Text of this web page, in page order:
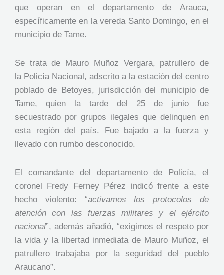
que operan en el departamento de Arauca,
específicamente en la vereda Santo Domingo, en el
municipio de Tame.
Se trata de Mauro Muñoz Vergara, patrullero de
la Policía Nacional, adscrito a la estación del centro
poblado de Betoyes, jurisdicción del municipio de
Tame, quien la tarde del 25 de junio fue
secuestrado por grupos ilegales que delinquen en
esta región del país. Fue bajado a la fuerza y
llevado con rumbo desconocido.
El comandante del departamento de Policía, el
coronel Fredy Ferney Pérez indicó frente a este
hecho violento: “activamos los protocolos de
atención con las fuerzas militares y el ejército
nacional”, además añadió, “exigimos el respeto por
la vida y la libertad inmediata de Mauro Muñoz, el
patrullero trabajaba por la seguridad del pueblo
Araucano”.